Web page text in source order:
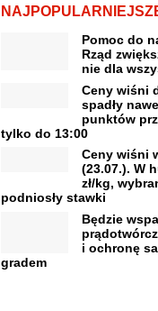
Pomoc do
Rząd
nie dla
Ceny wiśni
spadły
punktów
tylko do 13:00
Ceny wiśni
(23.07.). W
zł/kg,
podniosły stawki
Będzie
i ochronę
gradem